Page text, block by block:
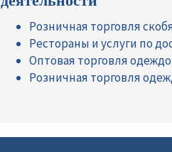
Розничная торговля
Рестораны и услуги по
Оптовая торговля
Розничная торговля